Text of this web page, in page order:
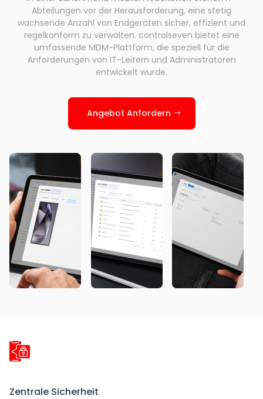
Abteilungen vor der Herausforderung, eine stetig
wachsende Anzahl von Endgeräten sicher, effizient und
regelkonform zu verwalten. controlseven bietet eine
umfassende MDM-Plattform, die speziell für die
Anforderungen von IT-Leitern und Administratoren
entwickelt wurde.
Angebot Anfordern
Zentrale Sicherheit